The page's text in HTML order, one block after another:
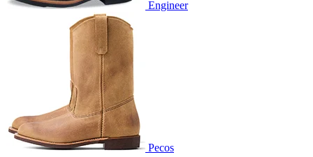
Engineer
Pecos